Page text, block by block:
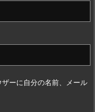
ーに自分の名前、メール